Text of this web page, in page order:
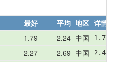
最好 平均 地区 详情
1.79 2.24 中国
2.27 2.69 中国